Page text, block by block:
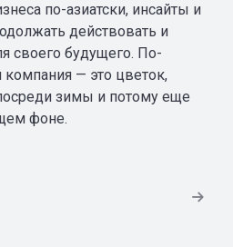
по-азиатски, инсайты и
действовать и
своего будущего. По-
компания — это цветок,
зимы и потому еще
фоне.